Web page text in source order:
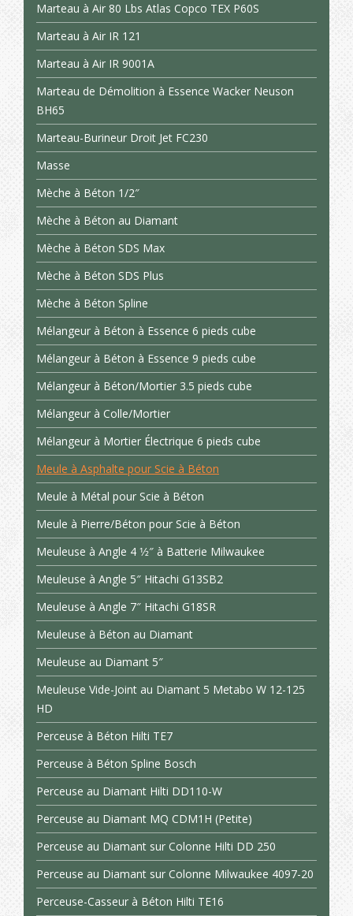
Marteau à Air 80 Lbs Atlas Copco TEX P60S
Marteau à Air IR 121
Marteau à Air IR 9001A
Marteau de Démolition à Essence Wacker Neuson
BH65
Marteau-Burineur Droit Jet FC230
Masse
Mèche à Béton 1/2″
Mèche à Béton au Diamant
Mèche à Béton SDS Max
Mèche à Béton SDS Plus
Mèche à Béton Spline
Mélangeur à Béton à Essence 6 pieds cube
Mélangeur à Béton à Essence 9 pieds cube
Mélangeur à Béton/Mortier 3.5 pieds cube
Mélangeur à Colle/Mortier
Mélangeur à Mortier Électrique 6 pieds cube
Meule à Asphalte pour Scie à Béton
Meule à Métal pour Scie à Béton
Meule à Pierre/Béton pour Scie à Béton
Meuleuse à Angle 4 1⁄2″ à Batterie Milwaukee
Meuleuse à Angle 5″ Hitachi G13SB2
Meuleuse à Angle 7″ Hitachi G18SR
Meuleuse à Béton au Diamant
Meuleuse au Diamant 5″
Meuleuse Vide-Joint au Diamant 5 Metabo W 12-125
HD
Perceuse à Béton Hilti TE7
Perceuse à Béton Spline Bosch
Perceuse au Diamant Hilti DD110-W
Perceuse au Diamant MQ CDM1H (Petite)
Perceuse au Diamant sur Colonne Hilti DD 250
Perceuse au Diamant sur Colonne Milwaukee 4097-20
Perceuse-Casseur à Béton Hilti TE16